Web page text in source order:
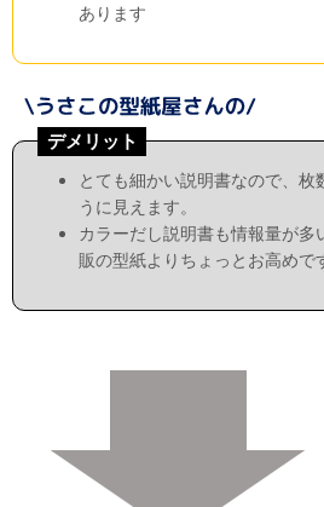
あります
デメリット
とても細かい説明書なので、枚
うに見えます。
カラーだし説明書も情報量が
販の型紙よりちょっとお高めで